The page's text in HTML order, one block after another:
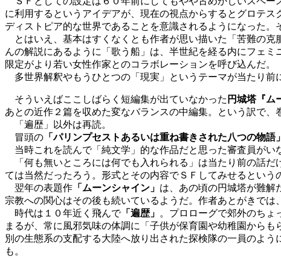
に利用するというアイデアが、現在の視点からするとグロテ
ディストピア的な世界であることを意識されるようになった
とはいえ、基本はすくなくとも作者が思い描いた「苦難の克
んの解説にあるように「歌う船」は、半世紀を経る内にフェ
限定がより若い女性作家とのコラボレーションを呼び込んだ。
多世界解釈やもうひとつの「現実」というテーマが当たり前
そういえばここしばらく短編集が出ていなかった 円城塔『ム
あとの近作２篇を収めた変なバランスの中編集。という訳で、
「遍歴」以外は再読。
冒頭の 「パリンプセストあるいは重ね書きされた八つの物語」
当時これを読んで「純文学」的な作品だと思った審査員がい
「何も無いところには何でも入れられる」は当たり前の話だ
ては当然だったろう。形式とその内容でＳＦしてみせるという
翌年の表題作 「ムーンシャイン」 は、あの頃の円城塔が難解
宗教への関心はその後も続いているようだ。作者あとがきで
時代は１０年近く飛んで「遍歴」 。プロローグで郊外のちょ
まるが、常に風邪気味の体調に「子供が保育園や幼稚園から
別の生態系の支配する大陸へ放り出された探検隊の一員のよ
も。